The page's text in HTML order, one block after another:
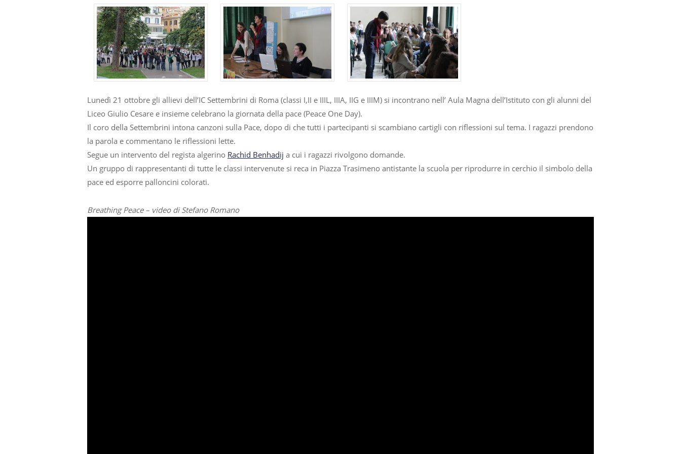
Lunedì 21 ottobre gli allievi dell’IC Settembrini di Roma (classi I,II e IIIL, IIIA, IIG e IIIM) si incontrano nell’ Aula Magna dell’Istituto con gli alunni del
Liceo Giulio Cesare e insieme celebrano la giornata della pace (Peace One Day).
Il coro della Settembrini intona canzoni sulla Pace, dopo di che tutti i partecipanti si scambiano cartigli con riflessioni sul tema. I ragazzi prendono
la parola e commentano le riflessioni lette.
Segue un intervento del regista algerino Rachid Benhadij a cui i ragazzi rivolgono domande.
Un gruppo di rappresentanti di tutte le classi intervenute si reca in Piazza Trasimeno antistante la scuola per riprodurre in cerchio il simbolo della
pace ed esporre palloncini colorati.
Breathing Peace – video di Stefano Romano